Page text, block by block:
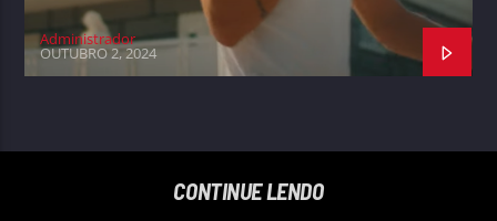
Administrador
OUTUBRO 2, 2024
CONTINUE LENDO